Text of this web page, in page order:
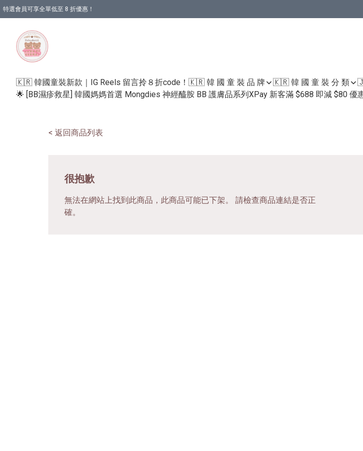
特選會員可享全單低至 8 折優惠！
🇰🇷 韓國童裝新款｜IG Reels 留言拎８折code！ 🇰🇷 韓 國 童 裝 品 牌 🇰🇷 韓 國 童 裝 分 類
🌟 [BB濕疹救星] 韓國媽媽首選 Mongdies 神經醯胺 BB 護膚品系列XPay 新客滿 $688 即減 $80 優
< 返回商品列表
很抱歉
無法在網站上找到此商品，此商品可能已下架。 請檢查商品連結是否正
確。